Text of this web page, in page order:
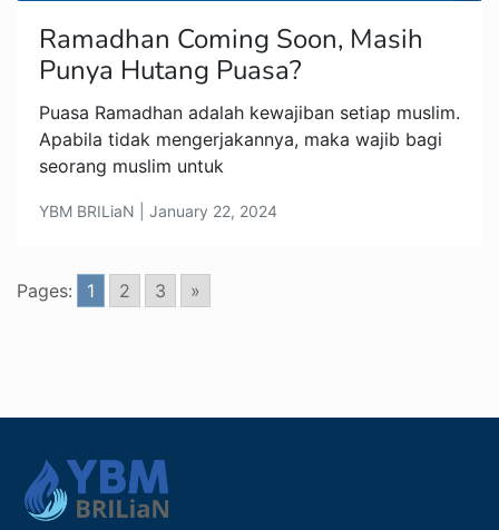
Ramadhan Coming Soon, Masih
Punya Hutang Puasa?
Puasa Ramadhan adalah kewajiban setiap muslim.
Apabila tidak mengerjakannya, maka wajib bagi
seorang muslim untuk
YBM BRILiaN | January 22, 2024
Pages: 1 2 3 »